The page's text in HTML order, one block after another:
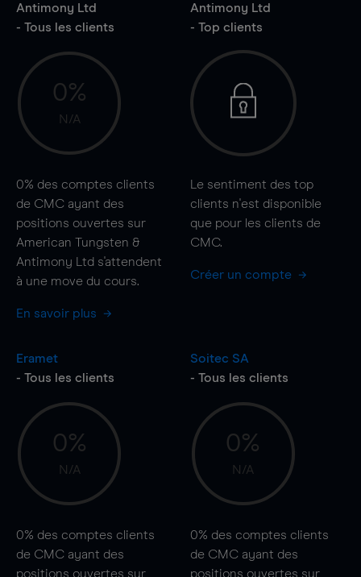
Antimony Ltd
- Tous les clients
0%
N/A
0% des comptes clients
de CMC ayant des
positions ouvertes sur
American Tungsten &
Antimony Ltd s'attendent
à une move du cours.
En savoir plus
Antimony Ltd
- Top clients
Le sentiment des top
clients n'est disponible
que pour les clients de
CMC.
Créer un compte
Eramet
- Tous les clients
0%
N/A
0% des comptes clients
de CMC ayant des
positions ouvertes sur
Soitec SA
- Tous les clients
0%
N/A
0% des comptes clients
de CMC ayant des
positions ouvertes sur